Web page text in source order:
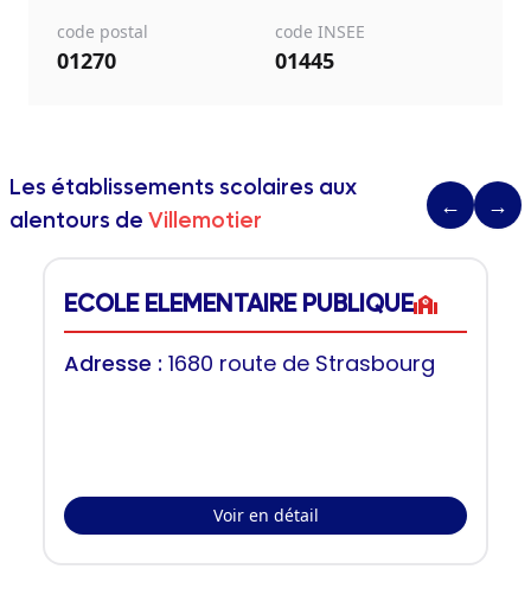
code postal
01270
code INSEE
01445
Les établissements scolaires aux
alentours de Villemotier
← →
ECOLE ELEMENTAIRE PUBLIQUE
Adresse : 1680 route de Strasbourg
Voir en détail